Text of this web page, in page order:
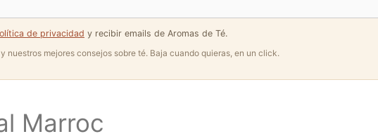
de privacidad y recibir emails de Aromas de Té.
nuestros mejores consejos sobre té. Baja cuando quieras, en un click.
Marroc